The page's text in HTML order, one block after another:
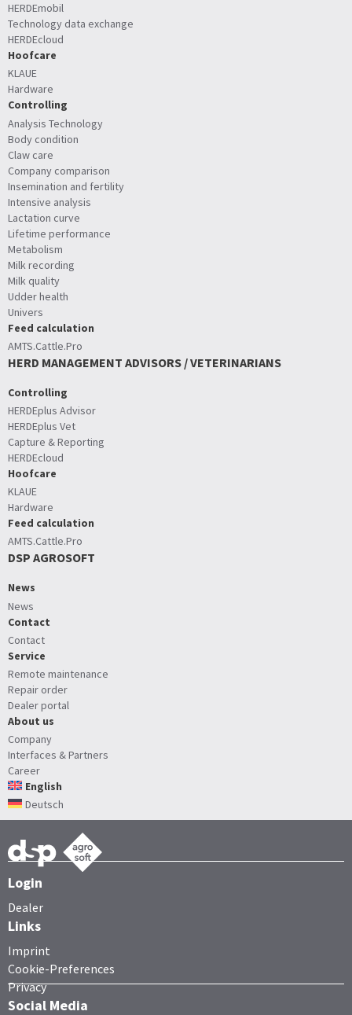
HERDEmobil
Technology data exchange
HERDEcloud
Hoofcare
KLAUE
Hardware
Controlling
Analysis Technology
Body condition
Claw care
Company comparison
Insemination and fertility
Intensive analysis
Lactation curve
Lifetime performance
Metabolism
Milk recording
Milk quality
Udder health
Univers
Feed calculation
AMTS.Cattle.Pro
HERD MANAGEMENT ADVISORS / VETERINARIANS
Controlling
HERDEplus Advisor
HERDEplus Vet
Capture & Reporting
HERDEcloud
Hoofcare
KLAUE
Hardware
Feed calculation
AMTS.Cattle.Pro
DSP AGROSOFT
News
News
Contact
Contact
Service
Remote maintenance
Repair order
Dealer portal
About us
Company
Interfaces & Partners
Career
English
Deutsch
Login
Dealer
Links
Imprint
Cookie-Preferences
Privacy
Social Media